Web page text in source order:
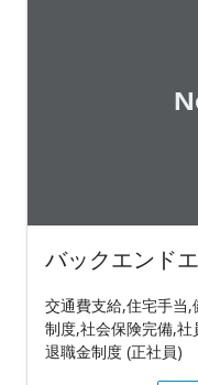
バックエンド
交通費支給,住宅手当
制度,社会保険完備,
退職金制度 (正社員)